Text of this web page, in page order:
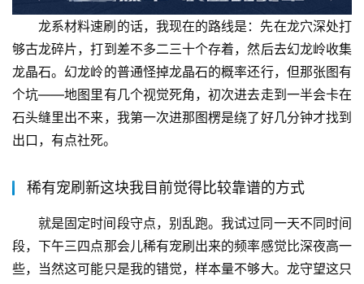
龙系材料速刷的话，我现在的路线是：先在龙穴深处打
够古龙碎片，打到差不多二三十个存着，然后去幻龙岭收集
龙晶石。幻龙岭的普通怪掉龙晶石的概率还行，但那张图有
个坑——地图里有几个视觉死角，初次进去走到一半会卡在
石头缝里出不来，我第一次进那图楞是绕了好几分钟才找到
出口，有点社死。
稀有宠刷新这块我目前觉得比较靠谱的方式
就是固定时间段守点，别乱跑。我试过同一天不同时间
段，下午三四点那会儿稀有宠刷出来的频率感觉比深夜高一
些，当然这可能只是我的错觉，样本量不够大。龙守望这只